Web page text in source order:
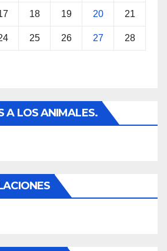
18 19 20 21
25 26 27 28
A LOS ANIMALES.